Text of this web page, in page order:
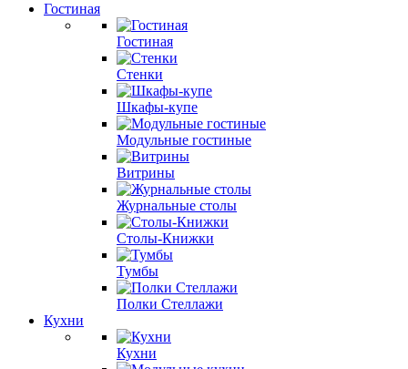
Гостиная
Гостиная
Стенки
Шкафы-купе
Модульные гостиные
Витрины
Журнальные столы
Столы-Книжки
Тумбы
Полки Стеллажи
Кухни
Кухни